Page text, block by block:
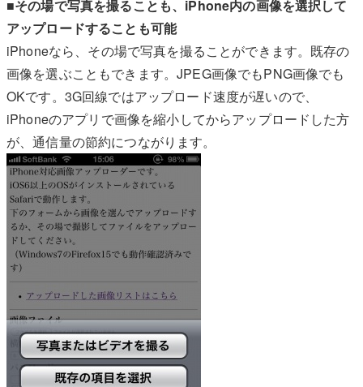
■その場で写真を撮ることも、iPhone内の画像を選択して
アップロードすることも可能
iPhoneなら、その場で写真を撮ることができます。既存の
画像を選ぶこともできます。JPEG画像でもPNG画像でも
OKです。3G回線ではアップロード速度が遅いので、
iPhoneのアプリで画像を縮小してからアップロードした方
が、通信量の節約につながります。